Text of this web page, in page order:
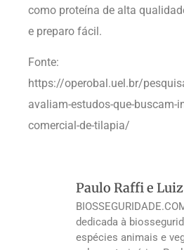
como proteína de alta
e preparo fácil.
Fonte:
https://operobal.uel.br/
avaliam-estudos-que-buscam-
comercial-de-tilapia/
Paulo Raffi e
dedicada à
espécies animais e